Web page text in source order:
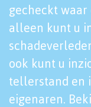
gecheckt waar
alleen kunt u
ook kunt u
tellerstand en
eigenaren.